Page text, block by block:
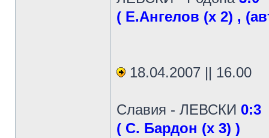
( Е.Ангелов (х 2) ,
18.04.2007 || 16.00
Славия - ЛЕВСКИ 0:3
( С. Бардон (х 3) )